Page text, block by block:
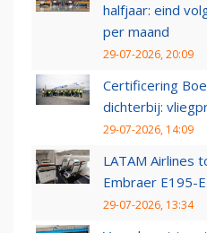
halfjaar: eind
per maand
29-07-2026, 20:09
Certificering
dichterbij:
29-07-2026, 14:09
LATAM Airlines
Embraer E195-
29-07-2026, 13:34